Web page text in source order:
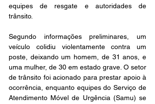
equipes de resgate e autoridades de
trânsito.
Segundo informações preliminares, um
veículo colidiu violentamente contra um
poste, deixando um homem, de 31 anos, e
uma mulher, de 30 em estado grave. O setor
de trânsito foi acionado para prestar apoio à
ocorrência, enquanto equipes do Serviço de
Atendimento Móvel de Urgência (Samu) se